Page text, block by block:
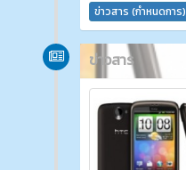
ข่าวสาร (กำหนดการ)
ข่าวสาร